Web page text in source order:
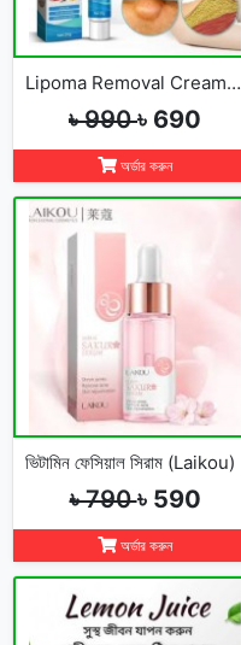
Lipoma Removal Cream-লাইপোমা রিমুভাল ক্রিম
৳ 990৳ 690
অর্ডার করুন
ভিটামিন ফেসিয়াল সিরাম (Laikou)
৳ 790৳ 590
অর্ডার করুন